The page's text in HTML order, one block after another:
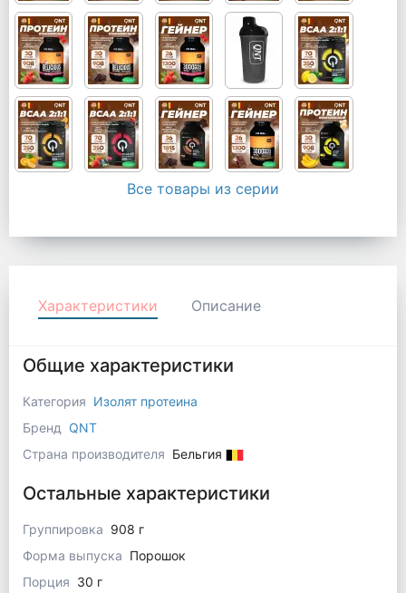
Все товары из серии
Характеристики Описание
Общие характеристики
Категория Изолят протеина
Бренд
QNT
Страна производителя Бельгия
Остальные характеристики
Группировка 908 г
Форма выпуска Порошок
Порция 30 г